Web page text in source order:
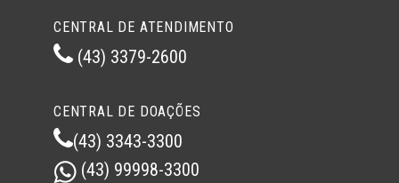
CENTRAL DE ATENDIMENTO
(43) 3379-2600
CENTRAL DE DOAÇÕES
(43) 3343-3300
(43) 99998-3300